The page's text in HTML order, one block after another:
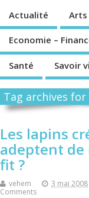
Actualité Arts
Economie –
Santé Savoir
Tag archives
Les lapins
adeptent
fit ?
vehem 3 mai 2008
Comments